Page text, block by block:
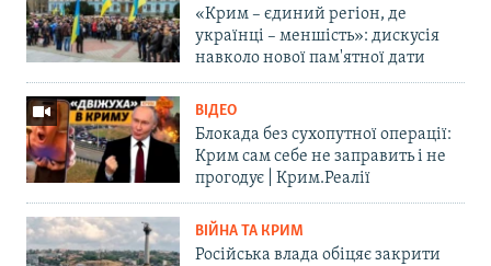
«Крим – єдиний регіон, де
українці – меншість»: дискусія
навколо нової пам'ятної дати
ВІДЕО
Блокада без сухопутної операції:
Крим сам себе не заправить і не
прогодує | Крим.Реалії
ВІЙНА ТА КРИМ
Російська влада обіцяє закрити